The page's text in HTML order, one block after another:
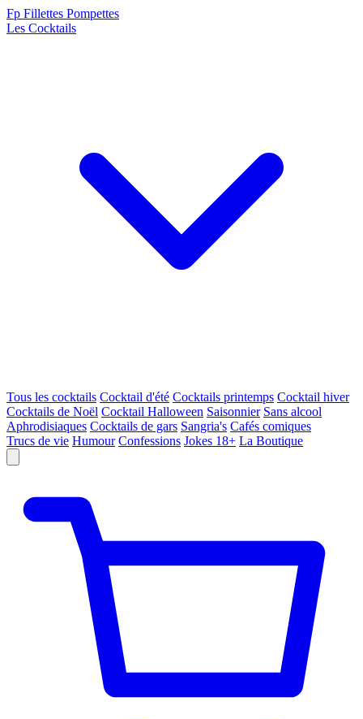
Fp Fillettes Pompettes
Les Cocktails
Tous les cocktails Cocktail d'été Cocktails printemps Cocktail hiver
Cocktails de Noël Cocktail Halloween Saisonnier Sans alcool
Aphrodisiaques Cocktails de gars Sangria's Cafés comiques
Trucs de vie Humour Confessions Jokes 18+ La Boutique